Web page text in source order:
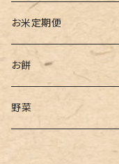
ひとめぼれ
ササニシキ
つや姫
お米定期便
毎月発送定期便
45日ごと発送定期便
お餅
野菜